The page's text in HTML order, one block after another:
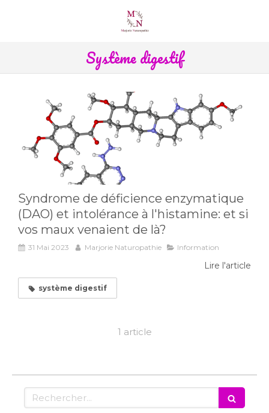
Système digestif
Syndrome de déficience enzymatique
(DAO) et intolérance à l'histamine: et si
vos maux venaient de là?
31 Mai 2023 Marjorie Naturopathie Information
Lire l'article
système digestif
1 article
Rechercher